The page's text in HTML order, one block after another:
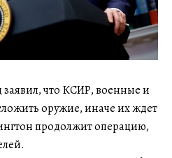
что КСИР, военные и
оружие, иначе их ждет
продолжит операцию,